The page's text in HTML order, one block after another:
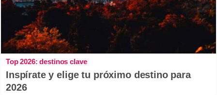
Top 2026: destinos clave
Inspírate y elige tu próximo destino para
2026